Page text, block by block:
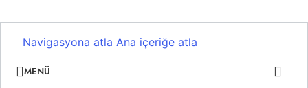
Navigasyona atla Ana içeriğe atla
MENÜ